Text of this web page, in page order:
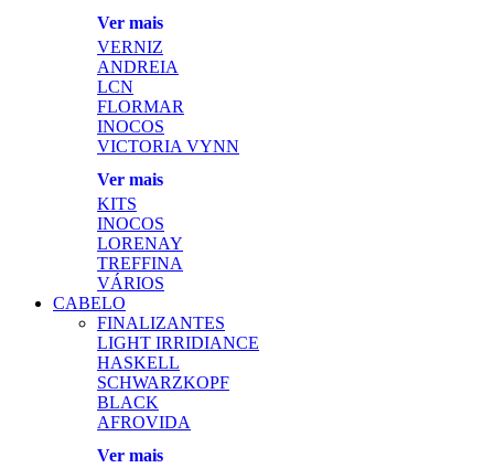
Ver mais
VERNIZ
ANDREIA
LCN
FLORMAR
INOCOS
VICTORIA VYNN
Ver mais
KITS
INOCOS
LORENAY
TREFFINA
VÁRIOS
CABELO
FINALIZANTES
LIGHT IRRIDIANCE
HASKELL
SCHWARZKOPF
BLACK
AFROVIDA
Ver mais